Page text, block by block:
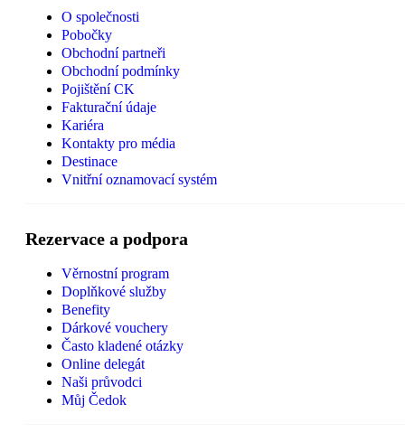
O společnosti
Pobočky
Obchodní partneři
Obchodní podmínky
Pojištění CK
Fakturační údaje
Kariéra
Kontakty pro média
Destinace
Vnitřní oznamovací systém
Rezervace a podpora
Věrnostní program
Doplňkové služby
Benefity
Dárkové vouchery
Často kladené otázky
Online delegát
Naši průvodci
Můj Čedok